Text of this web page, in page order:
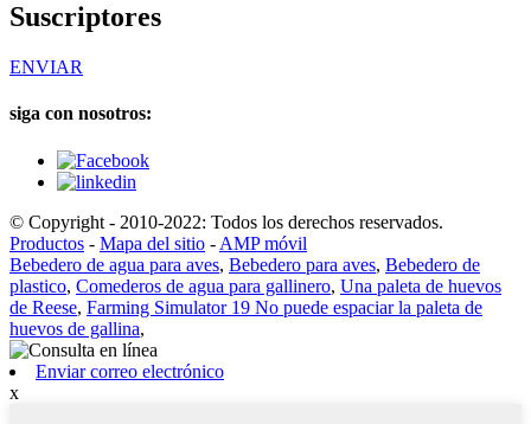
Suscriptores
ENVIAR
siga con nosotros:
© Copyright - 2010-2022: Todos los derechos reservados.
Productos - Mapa del sitio - AMP móvil
Bebedero de agua para aves, Bebedero para aves, Bebedero de
plastico, Comederos de agua para gallinero, Una paleta de huevos
de Reese, Farming Simulator 19 No puede espaciar la paleta de
huevos de gallina,
Enviar correo electrónico
x